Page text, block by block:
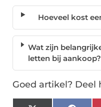
Hoeveel kost
Wat zijn
letten bij aankoop?
Goed artikel? Deel